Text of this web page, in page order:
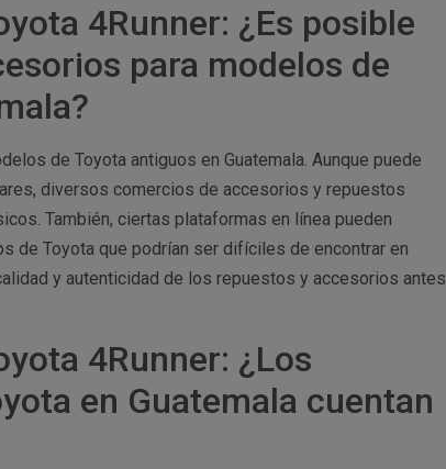
4Runner: ¿Es posible
para modelos de
de Toyota antiguos en Guatemala. Aunque puede
diversos comercios de accesorios y repuestos
También, ciertas plataformas en línea pueden
de Toyota que podrían ser difíciles de encontrar en
y autenticidad de los repuestos y accesorios antes
4Runner: ¿Los
en Guatemala cuentan